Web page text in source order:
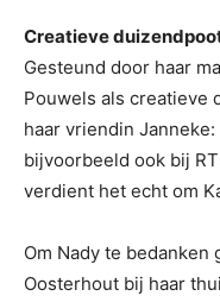
Creatieve
Gesteund door haar
Pouwels als creatieve
haar vriendin
bijvoorbeeld ook bij
verdient het echt om
Om Nady te bedanken
Oosterhout bij haar